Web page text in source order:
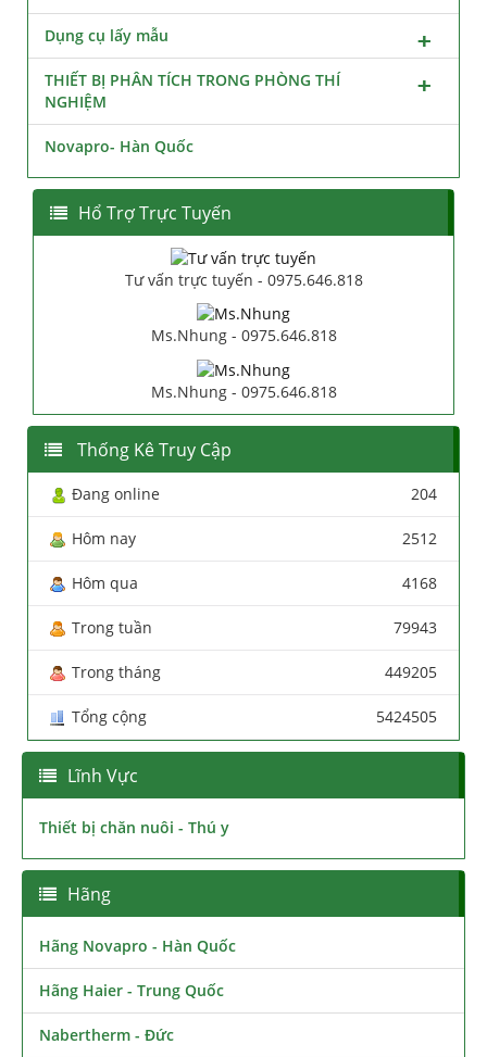
Dụng cụ lấy mẫu
THIẾT BỊ PHÂN TÍCH TRONG PHÒNG THÍ
NGHIỆM
Novapro- Hàn Quốc
Hổ Trợ Trực Tuyến
Tư vấn trực tuyến - 0975.646.818
Ms.Nhung - 0975.646.818
Ms.Nhung - 0975.646.818
Thống Kê Truy Cập
Đang online 204
Hôm nay 2512
Hôm qua 4168
Trong tuần 79943
Trong tháng 449205
Tổng cộng 5424505
Lĩnh Vực
Thiết bị chăn nuôi - Thú y
Hãng
Hãng Novapro - Hàn Quốc
Hãng Haier - Trung Quốc
Nabertherm - Đức